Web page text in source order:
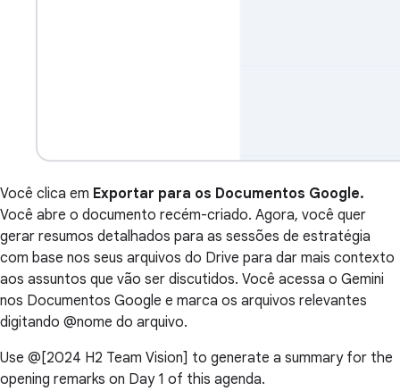
Você clica em Exportar para os Documentos Google.
Você abre o documento recém-criado. Agora, você quer
gerar resumos detalhados para as sessões de estratégia
com base nos seus arquivos do Drive para dar mais contexto
aos assuntos que vão ser discutidos. Você acessa o Gemini
nos Documentos Google e marca os arquivos relevantes
digitando @nome do arquivo.
Use @[2024 H2 Team Vision] to generate a summary for the
opening remarks on Day 1 of this agenda.